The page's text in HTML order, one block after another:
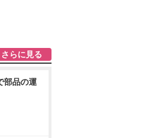
さらに見る
部品の運